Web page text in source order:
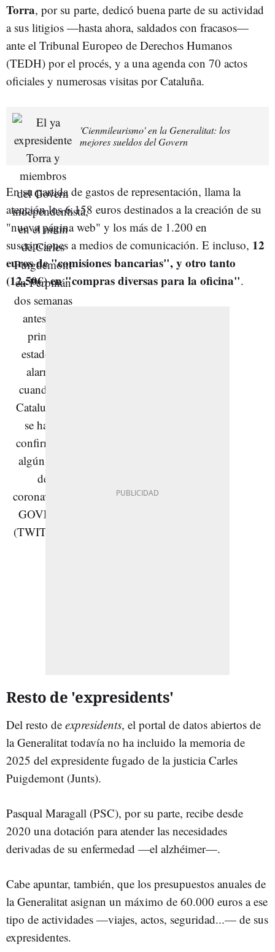
Torra, por su parte, dedicó buena parte de su actividad
a sus litigios —hasta ahora, saldados con fracasos—
ante el Tribunal Europeo de Derechos Humanos
(TEDH) por el procés, y a una agenda con 70 actos
oficiales y numerosas visitas por Cataluña.
'Cienmileurismo' en la Generalitat: los
mejores sueldos del Govern
En su partida de gastos de representación, llama la
atención los 6.158 euros destinados a la creación de su
"nueva página web" y los más de 1.200 en
suscripciones a medios de comunicación. E incluso, 12
euros de "comisiones bancarias", y otro tanto
(12,50€) en "compras diversas para la oficina".
Resto de 'expresidents'
Del resto de expresidents, el portal de datos abiertos de
la Generalitat todavía no ha incluido la memoria de
2025 del expresidente fugado de la justicia Carles
Puigdemont (Junts).
Pasqual Maragall (PSC), por su parte, recibe desde
2020 una dotación para atender las necesidades
derivadas de su enfermedad —el alzhéimer—.
Cabe apuntar, también, que los presupuestos anuales de
la Generalitat asignan un máximo de 60.000 euros a ese
tipo de actividades —viajes, actos, seguridad...— de sus
expresidentes.